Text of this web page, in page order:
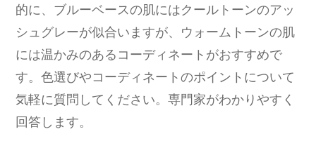
的に、ブルーベースの肌にはクールトーンのアッ
シュグレーが似合いますが、ウォームトーンの肌
には温かみのあるコーディネートがおすすめで
す。色選びやコーディネートのポイントについて
気軽に質問してください。専門家がわかりやすく
回答します。